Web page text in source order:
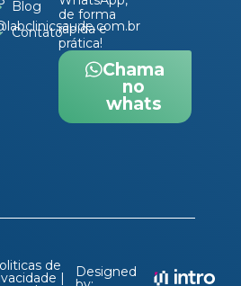
Blog
Contato
de forma
rápida e
prática!
Chama
no
whats
de
| Designed